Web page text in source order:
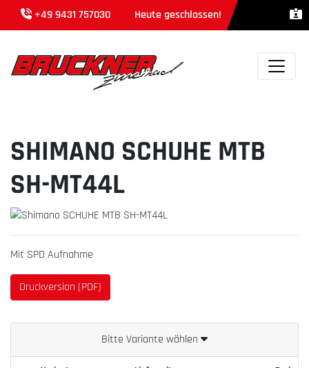
+49 9431 757030 Heute geschlossen!
SHIMANO SCHUHE MTB
SH-MT44L
Mit SPD Aufnahme
Druckversion (PDF)
Bitte Variante wählen